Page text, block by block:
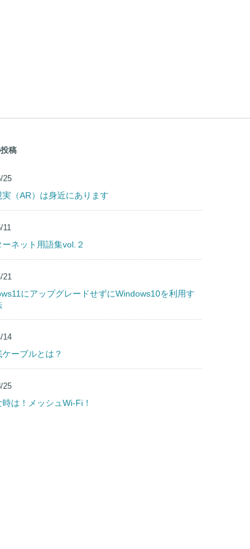
稿
25
実（AR）は身近にあります
11
ーネット用語集vol.２
21
にアップグレードせずにWindows10を利用す
14
ケーブルとは？
25
時は！メッシュWi-Fi！